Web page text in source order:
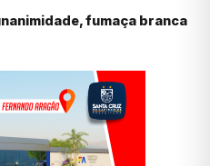
fumaça branca